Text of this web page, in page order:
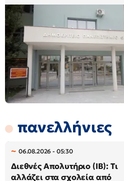
πανελλήνιες
06.08.2026 - 05:30
Διεθνές Απολυτήριο (IB): Τι
αλλάζει στα σχολεία από